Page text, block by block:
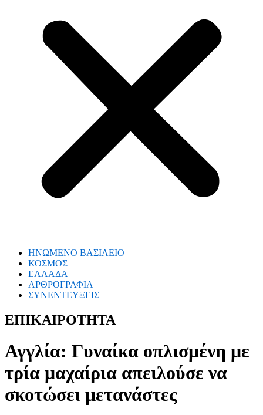
ΗΝΩΜΕΝΟ ΒΑΣΙΛΕΙΟ
ΚΟΣΜΟΣ
ΕΛΛΑΔΑ
ΑΡΘΡΟΓΡΑΦΙΑ
ΣΥΝΕΝΤΕΥΞΕΙΣ
ΕΠΙΚΑΙΡΟΤΗΤΑ
Αγγλία: Γυναίκα οπλισμένη με
τρία μαχαίρια απειλούσε να
σκοτώσει μετανάστες